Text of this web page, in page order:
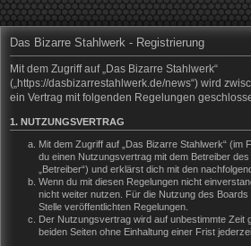
Das Bizarre Stahlwerk - Registrierung
Mit dem Zugriff auf „Das Bizarre Stahlwerk“
(„https://dasbizarrestahlwerk.de/news“) wird
ein Vertrag mit folgenden Regelungen
1. NUTZUNGSVERTRAG
Mit dem Zugriff auf „Das Bizarre Stahlwerk“ (im
du einen Nutzungsvertrag mit dem Betreiber
„Betreiber“) und erklärst dich mit den
Wenn du mit diesen Regelungen nicht
nicht weiter nutzen. Für die Nutzung des Boards
Stelle veröffentlichten Regelungen.
Der Nutzungsvertrag wird auf unbestimmte Zeit
beiden Seiten ohne Einhaltung einer Frist